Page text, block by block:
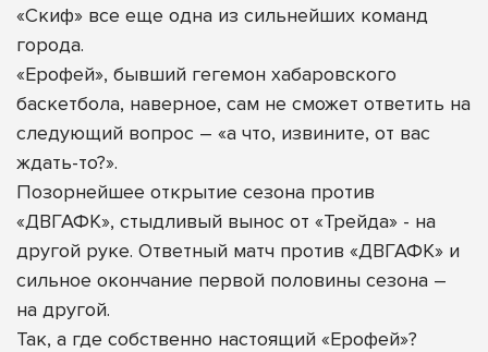
«Скиф» все еще одна из сильнейших команд
города.
«Ерофей», бывший гегемон хабаровского
баскетбола, наверное, сам не сможет ответить на
следующий вопрос – «а что, извините, от вас
ждать-то?».
Позорнейшее открытие сезона против
«ДВГАФК», стыдливый вынос от «Трейда» - на
другой руке. Ответный матч против «ДВГАФК» и
сильное окончание первой половины сезона –
на другой.
Так, а где собственно настоящий «Ерофей»?